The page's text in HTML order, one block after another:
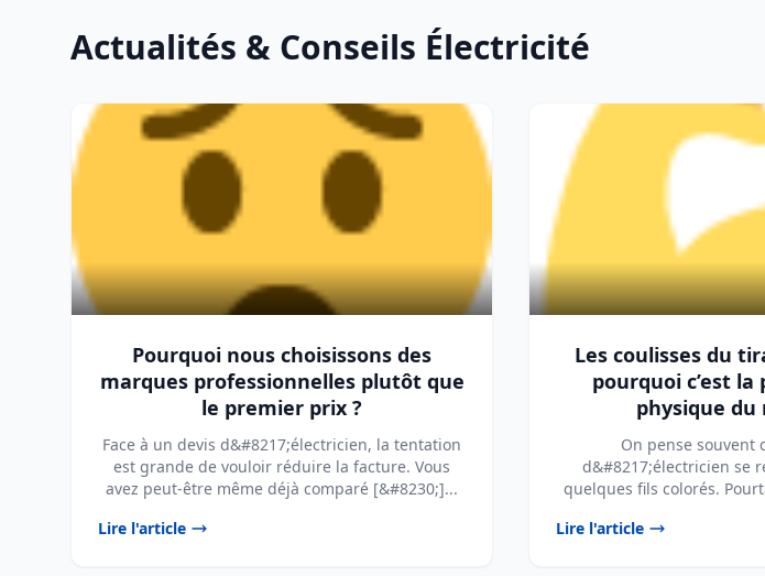
Actualités & Conseils Électricité
Pourquoi nous choisissons des
marques professionnelles plutôt que
le premier prix ?
Face à un devis d&#8217;électricien, la tentation
est grande de vouloir réduire la facture. Vous
avez peut-être même déjà comparé [&#8230;]...
Lire l'article
Les coulisses du
pourquoi c’est
physique du
On pense souvent
d&#8217;électricien se
quelques fils colorés.
Lire l'article